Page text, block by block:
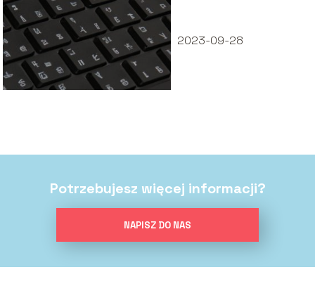
2023-09-28
Potrzebujesz więcej informacji?
NAPISZ DO NAS